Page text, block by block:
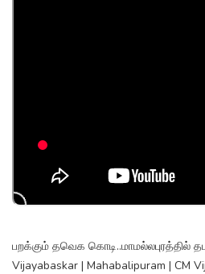
பறக்கும் தவெக கொடி..மாமல்லபுரத்தில்
Vijayabaskar | Mahabalipuram | CM